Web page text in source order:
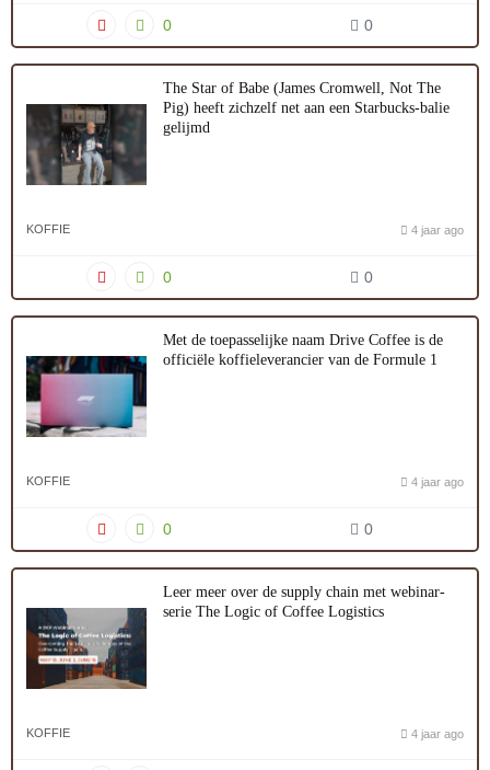
0 0
The Star of Babe (James Cromwell, Not The
Pig) heeft zichzelf net aan een Starbucks-balie
gelijmd
KOFFIE 4 jaar ago
0 0
Met de toepasselijke naam Drive Coffee is de
officiële koffieleverancier van de Formule 1
KOFFIE 4 jaar ago
0 0
Leer meer over de supply chain met webinar-
serie The Logic of Coffee Logistics
KOFFIE 4 jaar ago